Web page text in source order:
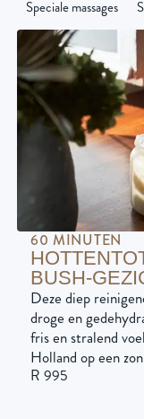
Speciale massages
60 MINUTEN
BUSH-
Deze diep
droge en
fris en stralend
Holland op een
R 995